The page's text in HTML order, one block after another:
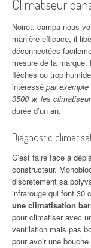
Climatiseur
Noirot, campa nous
manière efficace, il
déconnectées
mesure de la marque.
flèches ou trop
intéressé par
3500 w, les
durée d’un an.
Diagnostic
C’est faire face à
constructeur.
discrètement sa
infrarouge qui font 30
une climatisation
pour climatiser avec
ventilation mais pas
pour avoir une bouche